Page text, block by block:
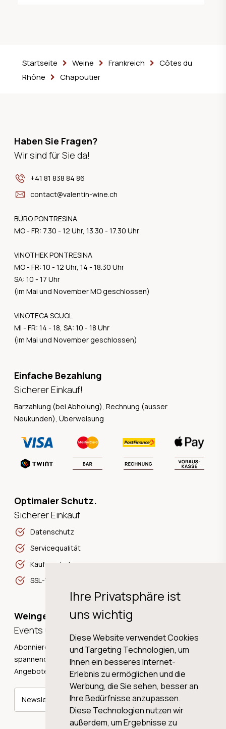
Ihre Privatsphäre ist
uns wichtig
Diese Website verwendet Cookies
und Targeting Technologien, um
Ihnen ein besseres Internet-
Erlebnis zu ermöglichen und die
Werbung, die Sie sehen, besser an
Ihre Bedürfnisse anzupassen.
Diese Technologien nutzen wir
außerdem, um Ergebnisse zu
Startseite Weine Frankreich
Côtes du
Rhône
Chapoutier
Haben Sie Fragen?
Wir sind für Sie da!
+41 81 838 84 86
contact@valentin-wine.ch
BÜRO PONTRESINA
MO - FR: 7.30 - 12 Uhr, 13.30 - 17.30 Uhr
VINOTHEK PONTRESINA
MO - FR: 10 - 12 Uhr, 14 - 18.30 Uhr
SA: 10 - 17 Uhr
(im Mai und November MO geschlossen)
VINOTECA SCUOL
MI - FR: 14 - 18, SA: 10 - 18 Uhr
(im Mai und November geschlossen)
Einfache Bezahlung
Sicherer Einkauf!
Barzahlung (bei Abholung), Rechnung (ausser
Neukunden), Überweisung
Optimaler Schutz.
Sicherer Einkauf
Datenschutz
Servicequalität
Käuferschutz
SSL-Verschlüsselung
Weingeschichten,
Events und Neuigkeiten!
Abonnieren Sie unseren Newsletter und erhalten Sie
spannende Weingeschichten, Neuigkeiten und tolle
Angebote direkt in Ihre Mailbox.
Newsletter abonnieren